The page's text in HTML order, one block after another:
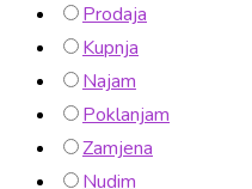
Prodaja
Kupnja
Najam
Poklanjam
Zamjena
Nudim